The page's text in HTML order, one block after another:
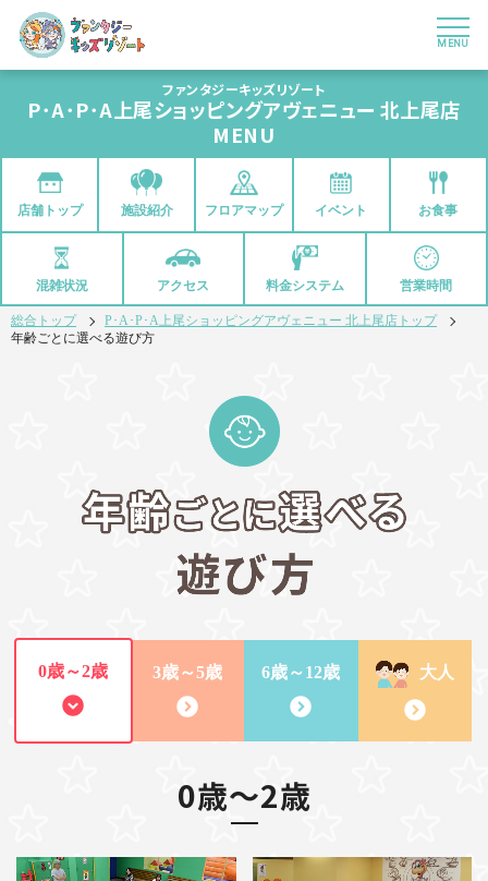
MENU
ファンタジーキッズリゾート
P･A･P･A上尾ショッピングアヴェニュー 北上尾店
MENU
店舗トップ 施設紹介 フロアマップ イベント お食事
混雑状況 アクセス 料金システム 営業時間
総合トップ
P･A･P･A上尾ショッピングアヴェニュー 北上尾店トップ
年齢ごとに選べる遊び方
0歳～2歳 3歳～5歳 6歳～12歳 大人
0歳～2歳